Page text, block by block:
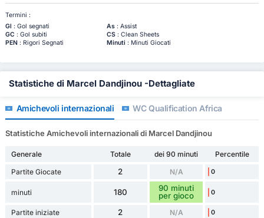
Termini :
Gl : Gol segnati As: Assist
GC : Gol subiti CS: Clean Sheets
PEN : Rigori Segnati Minuti : Minuti Giocati
Statistiche di Marcel Dandjinou -Dettagliate
Amichevoli internazionali WC Qualification Africa
Statistiche Amichevoli internazionali di Marcel Dandjinou
Generale Totale dei 90 minuti
Percentile
Partite Giocate
2 N/A 0
minuti 180
90 minuti
per gioco
0
Partite iniziate 2 N/A 0